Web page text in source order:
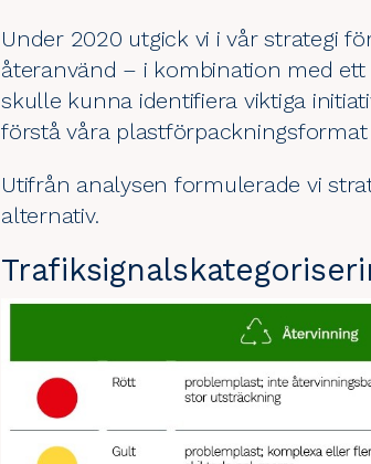
Under 2020 utgick vi i vår strategi
återanvänd – i kombination med
skulle kunna identifiera viktiga
förstå våra
Utifrån analysen formulerade vi
alternativ.